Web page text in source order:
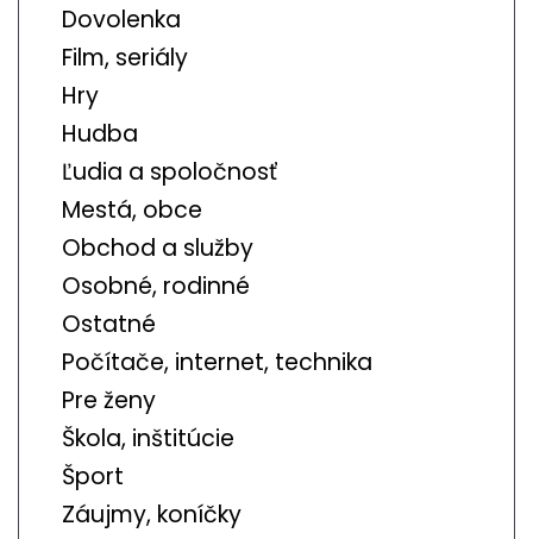
Dovolenka
Film, seriály
Hry
Hudba
Ľudia a spoločnosť
Mestá, obce
Obchod a služby
Osobné, rodinné
Ostatné
Počítače, internet, technika
Pre ženy
Škola, inštitúcie
Šport
Záujmy, koníčky